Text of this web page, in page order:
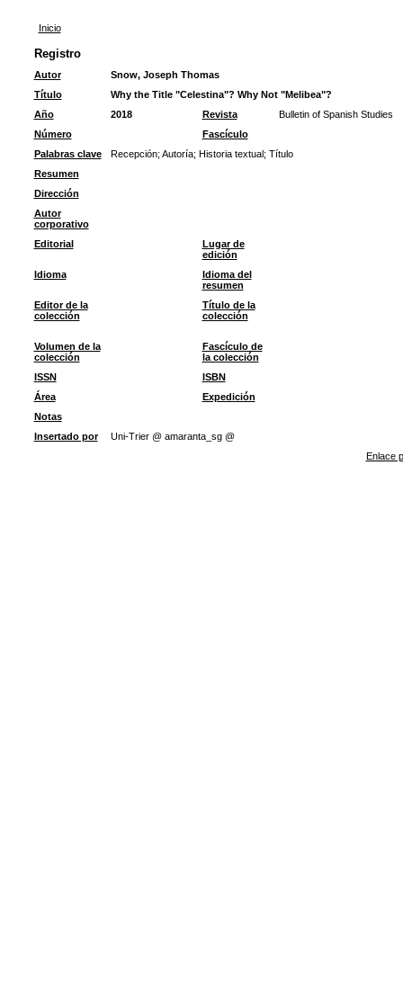
Inicio
Registro
Autor
Snow, Joseph Thomas
Título
Why the Title "Celestina"? Why Not "Melibea"?
Año
2018 Revista
Bulletin of Spanish Studies
Número
Fascículo
Palabras clave
Recepción; Autoría; Historia textual; Título
Resumen
Dirección
Autor
corporativo
Editorial
Lugar de
edición
Idioma
Idioma del
resumen
Editor de la
colección
Título de la
colección
Volumen de la
colección
Fascículo de
la colección
ISSN
ISBN
Área
Expedición
Notas
Insertado por
Uni-Trier @ amaranta_sg @
Enlace